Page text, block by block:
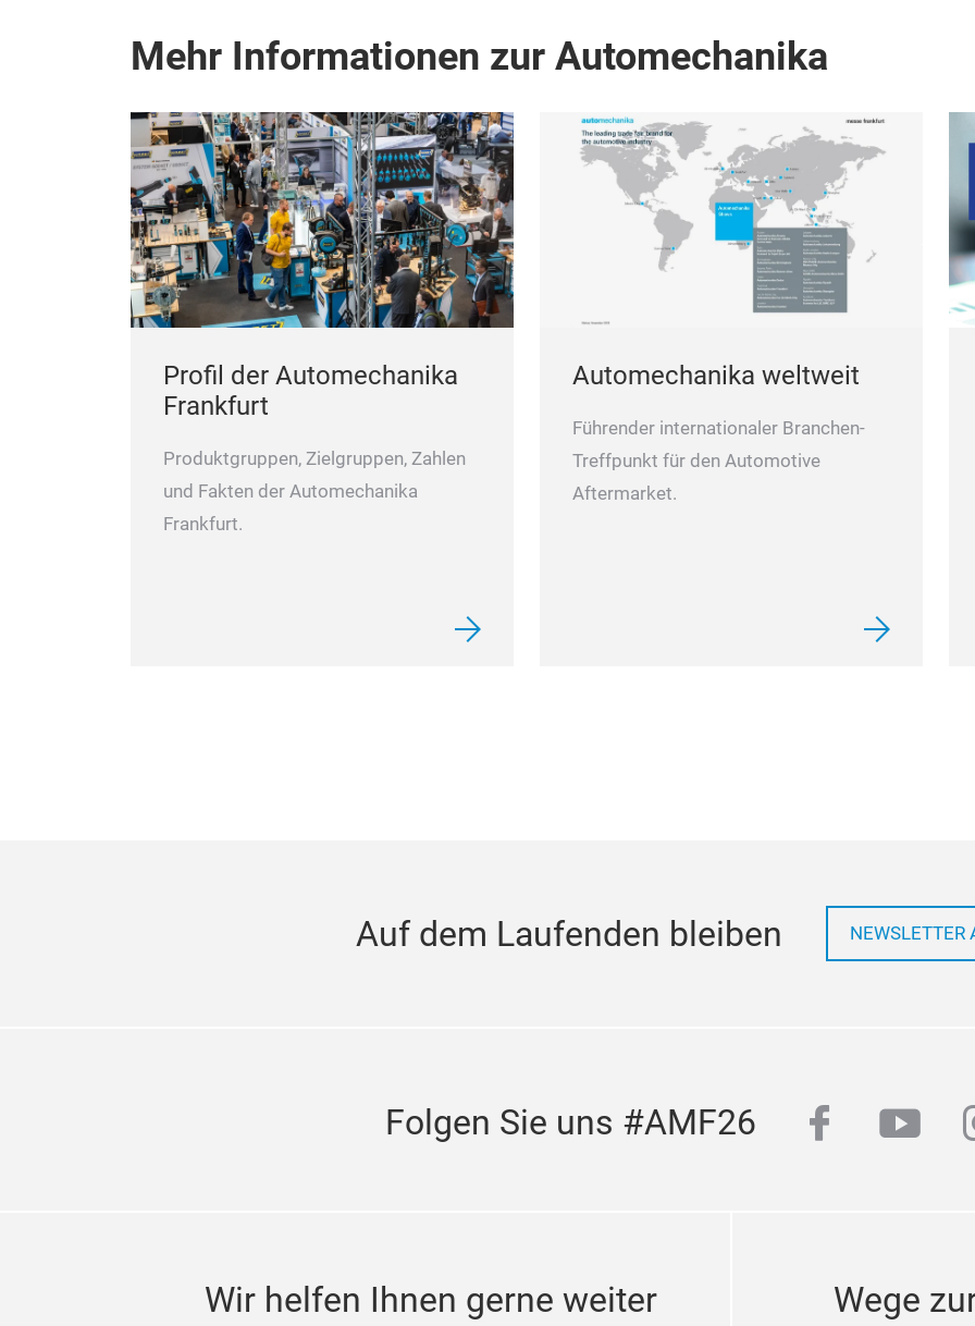
Mehr Informationen zur Automechanika
Profil der Automechanika
Frankfurt
Produktgruppen, Zielgruppen, Zahlen
und Fakten der Automechanika
Frankfurt.
Automechanika weltweit
Führender internationaler Branchen-
Treffpunkt für den Automotive
Aftermarket.
Auf dem Laufenden bleiben NEWSLETTER
Folgen Sie uns #AMF26 facebook
Wir helfen Ihnen gerne weiter
Wege